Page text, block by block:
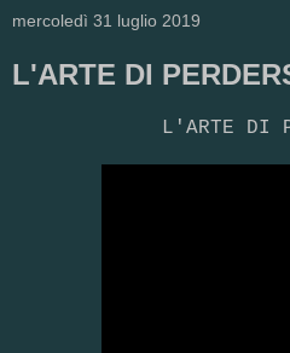
mercoledì 31 luglio 2019
L'ARTE DI
L'ARTE DI